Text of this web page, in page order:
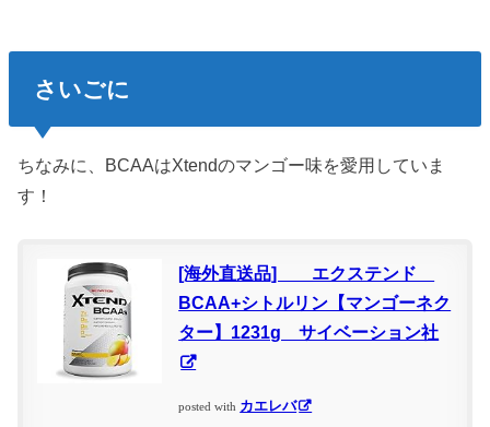
さいごに
ちなみに、BCAAはXtendのマンゴー味を愛用していま
す！
[海外直送品] エクステンド
BCAA+シトルリン【マンゴーネク
ター】1231g サイベーション社
posted with カエレバ